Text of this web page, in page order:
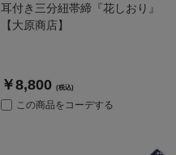
耳付き三分紐帯締『花しおり』
【大原商店】
￥8,800 (税込)
この商品をコーデする